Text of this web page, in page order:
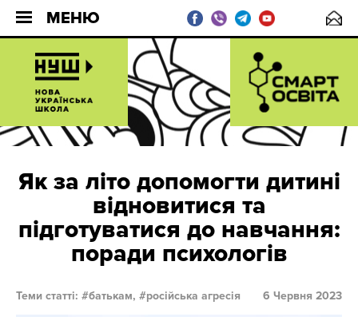
МЕНЮ
Як за літо допомогти дитині
відновитися та
підготуватися до навчання:
поради психологів
Теми статті: батькам, російська агресія 6 Червня 2023